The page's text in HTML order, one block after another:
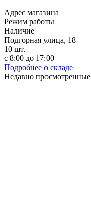
Адрес магазина
Режим работы
Наличие
Подгорная улица, 18
10 шт.
с 8:00 до 17:00
Подробнее о складе
Недавно просмотренные